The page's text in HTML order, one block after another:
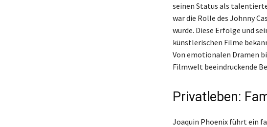
seinen Status als
war die Rolle des Johnny
wurde. Diese Erfolge und
künstlerischen Filme
Von emotionalen Dramen
Filmwelt beeindruckende
Privatleben:
Joaquin Phoenix führt ein